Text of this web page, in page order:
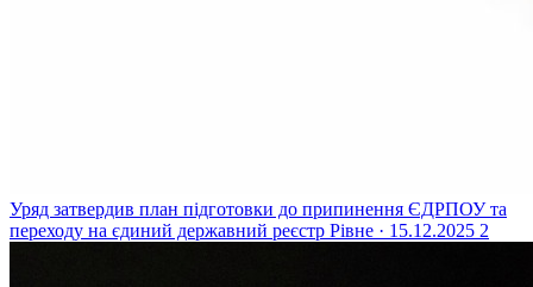
Уряд затвердив план підготовки до припинення ЄДРПОУ та
переходу на єдиний державний реєстр Рівне · 15.12.2025 2